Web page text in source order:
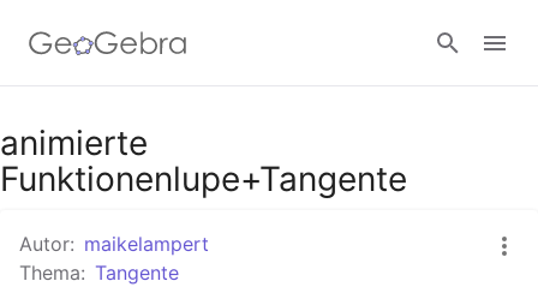
Google Classroom
animierte
Funktionenlupe+Tangente
Autor: maikelampert
Thema: Tangente